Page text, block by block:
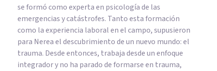
se formó como experta en psicología de las
emergencias y catástrofes. Tanto esta formación
como la experiencia laboral en el campo, supusieron
para Nerea el descubrimiento de un nuevo mundo: el
trauma. Desde entonces, trabaja desde un enfoque
integrador y no ha parado de formarse en trauma,